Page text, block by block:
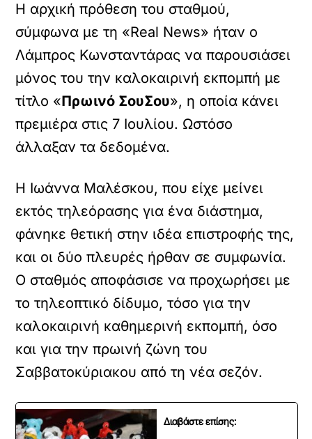
Η αρχική πρόθεση του σταθμού,
σύμφωνα με τη «Real News» ήταν ο
Λάμπρος Κωνσταντάρας να παρουσιάσει
μόνος του την καλοκαιρινή εκπομπή με
τίτλο «Πρωινό ΣουΣου», η οποία κάνει
πρεμιέρα στις 7 Ιουλίου. Ωστόσο
άλλαξαν τα δεδομένα.
Η Ιωάννα Μαλέσκου, που είχε μείνει
εκτός τηλεόρασης για ένα διάστημα,
φάνηκε θετική στην ιδέα επιστροφής της,
και οι δύο πλευρές ήρθαν σε συμφωνία.
Ο σταθμός αποφάσισε να προχωρήσει με
το τηλεοπτικό δίδυμο, τόσο για την
καλοκαιρινή καθημερινή εκπομπή, όσο
και για την πρωινή ζώνη του
Σαββατοκύριακου από τη νέα σεζόν.
Διαβάστε επίσης: